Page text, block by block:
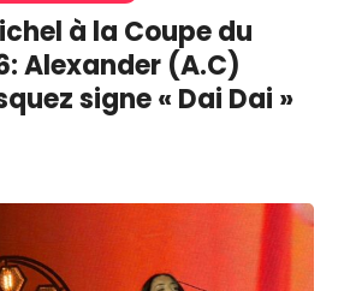
à la Coupe du
Alexander (A.C)
signe « Dai Dai »